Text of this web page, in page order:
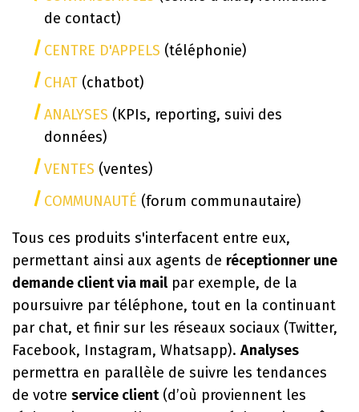
de contact)
CENTRE D'APPELS (téléphonie)
CHAT (chatbot)
ANALYSES (KPIs, reporting, suivi des
données)
VENTES (ventes)
COMMUNAUTÉ (forum communautaire)
Tous ces produits s'interfacent entre eux,
permettant ainsi aux agents de réceptionner une
demande client via mail par exemple, de la
poursuivre par téléphone, tout en la continuant
par chat, et finir sur les réseaux sociaux (Twitter,
Facebook, Instagram, Whatsapp). Analyses
permettra en parallèle de suivre les tendances
de votre service client(d’où proviennent les